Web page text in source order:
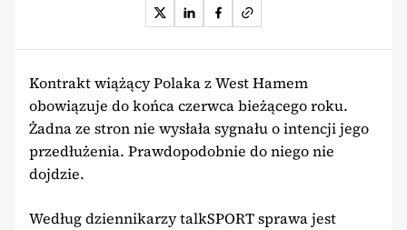
Kontrakt wiążący Polaka z West Hamem
obowiązuje do końca czerwca bieżącego roku.
Żadna ze stron nie wysłała sygnału o intencji jego
przedłużenia. Prawdopodobnie do niego nie
dojdzie.
Według dziennikarzy talkSPORT sprawa jest